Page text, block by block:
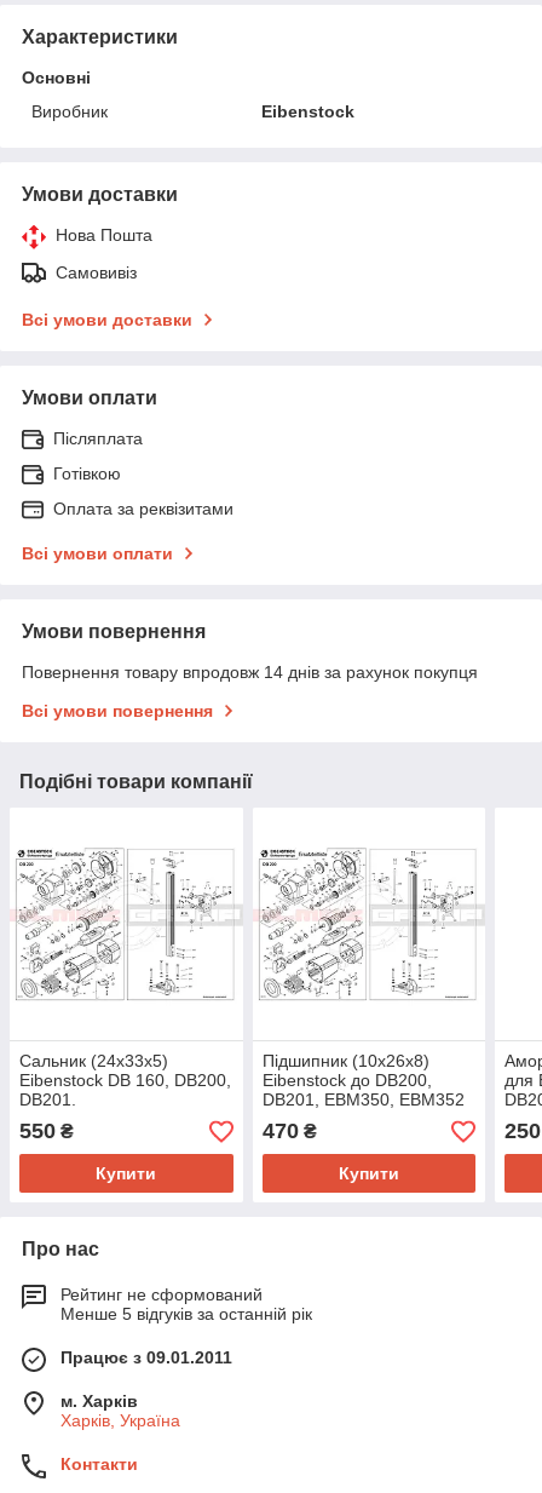
Характеристики
Основні
Виробник
Eibenstock
Умови доставки
Нова Пошта
Самовивіз
Всі умови доставки
Умови оплати
Післяплата
Готівкою
Оплата за реквізитами
Всі умови оплати
Умови повернення
Повернення товару впродовж 14 днів за рахунок покупця
Всі умови повернення
Подібні товари компанії
Сальник (24x33x5)
Eibenstock DB 160, DB200,
DB201.
550 ₴
Купити
Підшипник (10x26x8)
Eibenstock до DB200,
DB201, EBM350, EBM352
470₴
Купити
для
250
Про нас
Рейтинг не сформований
Менше 5 відгуків за останній рік
Працює з 09.01.2011
м. Харків
Харків, Україна
Контакти